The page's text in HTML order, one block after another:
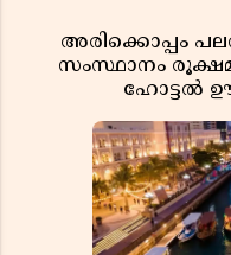
അരിക്കൊപ്പം
സംസ്ഥാനം
ഹോട്ടൽ